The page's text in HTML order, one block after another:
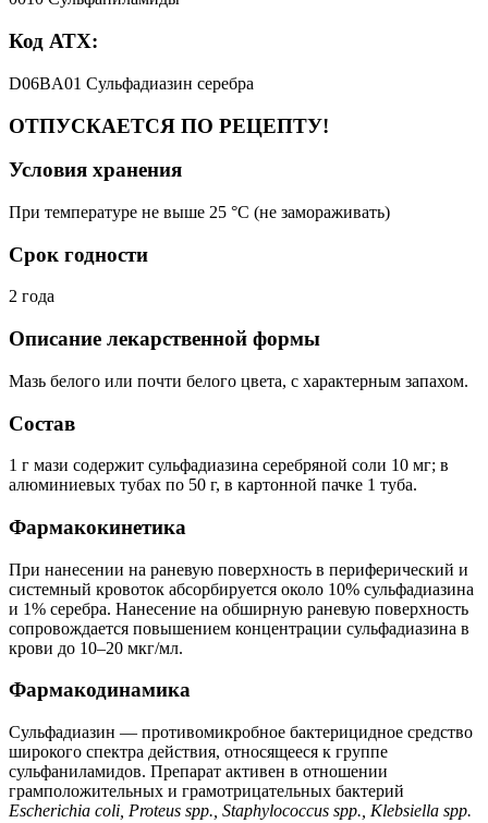
Код АТХ:
D06BA01 Сульфадиазин серебра
ОТПУСКАЕТСЯ ПО РЕЦЕПТУ!
Условия хранения
При температуре не выше 25 °C (не замораживать)
Срок годности
2 года
Описание лекарственной формы
Мазь белого или почти белого цвета, с характерным запахом.
Состав
1 г мази содержит сульфадиазина серебряной соли 10 мг; в
алюминиевых тубах по 50 г, в картонной пачке 1 туба.
Фармакокинетика
При нанесении на раневую поверхность в периферический и
системный кровоток абсорбируется около 10% сульфадиазина
и 1% серебра. Нанесение на обширную раневую поверхность
сопровождается повышением концентрации сульфадиазина в
крови до 10–20 мкг/мл.
Фармакодинамика
Сульфадиазин — противомикробное бактерицидное средство
широкого спектра действия, относящееся к группе
сульфаниламидов. Препарат активен в отношении
грамположительных и грамотрицательных бактерий
Escherichia coli, Proteus spp., Staphylococcus spp., Klebsiella spp.